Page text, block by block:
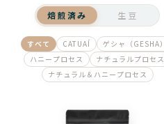
焙煎済み 生豆
すべて CATUAÍ
ゲシャ（GESHA）
ハニープロセス
ナチュラルプロセス
ナチュラル＆ハニープロセス